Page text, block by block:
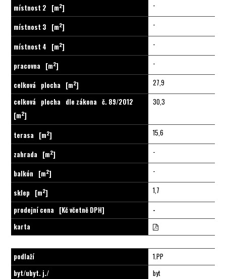
místnost 2 [m2] -
místnost 3 [m2] -
místnost 4 [m2] -
pracovna [m2] -
celková plocha [m2] 27,9
celková plocha dle zákona č. 89/2012
[m2]
30,3
terasa [m2] 15,6
zahrada [m2] -
balkón [m2] -
sklep [m2] 1,7
prodejní cena [Kč včetně DPH]
-
karta
podlaží
1.PP
byt/ubyt. j./
byt